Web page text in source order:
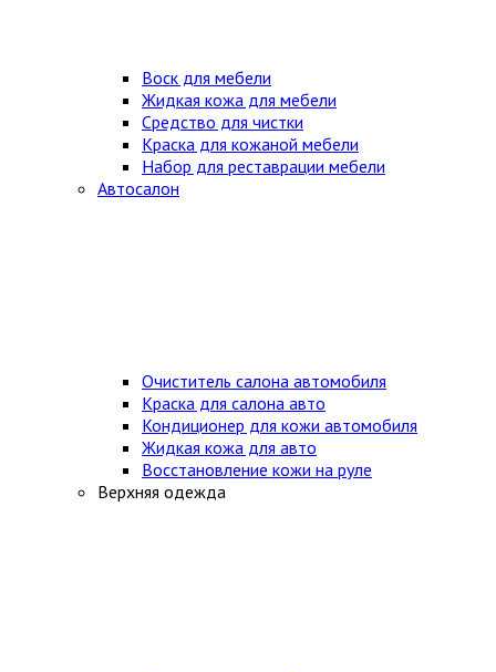
Воск для мебели
Жидкая кожа для мебели
Средство для чистки
Краска для кожаной мебели
Набор для реставрации мебели
Автосалон
Очиститель салона автомобиля
Краска для салона авто
Кондиционер для кожи автомобиля
Жидкая кожа для авто
Восстановление кожи на руле
Верхняя одежда